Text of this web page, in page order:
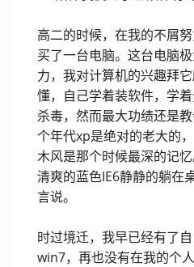
高二的时候，在我的不屑
买了一台电脑。这台电脑
力，我对计算机的兴趣拜
懂，自己学着装软件，学
杀毒，然而最大功绩还是
个年代xp是绝对的老大的
木风是那个时候最深的记
清爽的蓝色IE6静静的躺在
言说。
时过境迁，我早已经有了
win7，再也没有在我的个